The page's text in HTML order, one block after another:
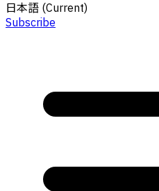
日本語 (Current)
Subscribe